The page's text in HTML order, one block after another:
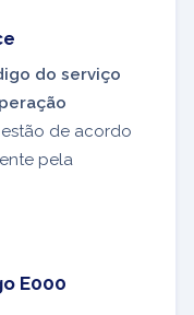
do serviço
de acordo
pela
E000